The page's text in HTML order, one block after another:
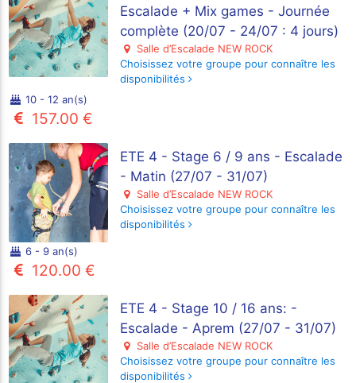
Escalade + Mix games - Journée
complète (20/07 - 24/07 : 4 jours)
Salle d’Escalade NEW ROCK
Choisissez votre groupe pour connaître les
disponibilités
10 - 12 an(s)
157.00 €
ETE 4 - Stage 6 / 9 ans - Escalade
- Matin (27/07 - 31/07)
Salle d’Escalade NEW ROCK
Choisissez votre groupe pour connaître les
disponibilités
6 - 9 an(s)
120.00 €
ETE 4 - Stage 10 / 16 ans: -
Escalade - Aprem (27/07 - 31/07)
Salle d’Escalade NEW ROCK
Choisissez votre groupe pour connaître les
disponibilités